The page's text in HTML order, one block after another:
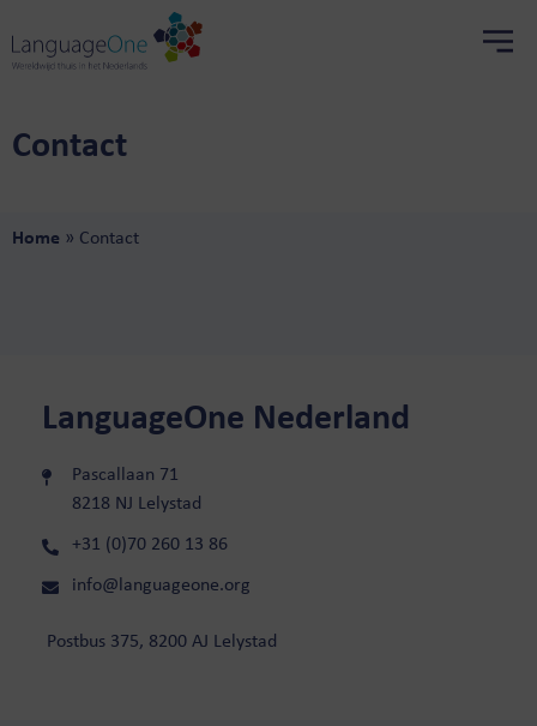
Contact
Home » Contact
LanguageOne Nederland
Pascallaan 71
8218 NJ Lelystad
+31 (0)70 260 13 86
info@languageone.org
Postbus 375, 8200 AJ Lelystad